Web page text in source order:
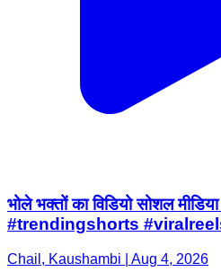
भोले भक्तों का विडियो सोशल
#trendingshorts
Chail, Kaushambi | Aug 4, 2026